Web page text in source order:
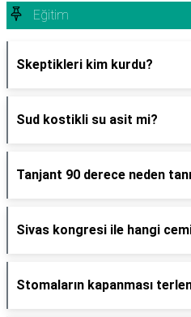
Eğitim
Skeptikleri kim kurdu?
Sud kostikli su asit mi?
Tanjant 90 derece neden
Sivas kongresi ile hangi
Stomaların kapanması